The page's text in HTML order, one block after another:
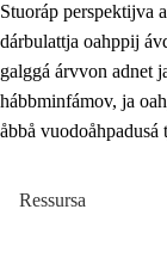
Stuoráp perspektijva
dárbulattja oahppij
galggá árvvon adnet
hábbminfámov, ja
åbbå vuodoåhpadusá
Ressursa